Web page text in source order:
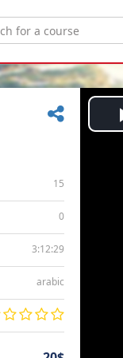
15
0
3:12:29
arabic